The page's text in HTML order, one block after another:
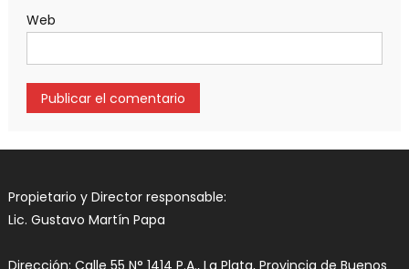
Web
Propietario y Director responsable:
Lic. Gustavo Martín Papa